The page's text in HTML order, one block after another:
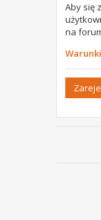
Aby się
na